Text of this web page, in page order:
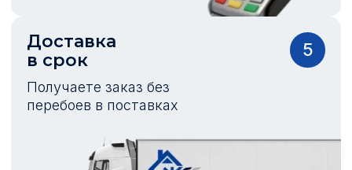
Доставка
в срок
Получаете заказ без
перебоев в поставках
5